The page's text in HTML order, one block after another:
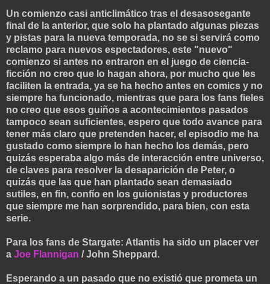
Un comienzo casi anticlimático tras el desasosegante
final de la anterior, que solo ha plantado algunas piezas
y pistas para la nueva temporada, no se si servirá como
reclamo para nuevos espectadores, este "nuevo"
comienzo si antes no entraron en el juego de ciencia-
ficción no creo que lo hagan ahora, por mucho que les
faciliten la entrada, ya se ha hecho antes en comics y no
siempre ha funcionado, mientras que para los fans fieles
no creo que esos guiños a acontecimientos pasados
tampoco sean suficientes, espero que todo avance para
tener más claro que pretenden hacer, el episodio me ha
gustado como siempre lo han hecho los demás, pero
quizás esperaba algo más de interacción entre universo,
de claves para resolver la desaparición de Peter, o
quizás que las que han plantado sean demasiado
sutiles, en fin, confío en los guionistas y productores
que siempre me han sorprendido, para bien, con esta
serie.
Para los fans de Stargate: Atlantis ha sido un placer ver
a Joe Flannigan / John Sheppard.
Esperando a un pasado que no existió que prometa un